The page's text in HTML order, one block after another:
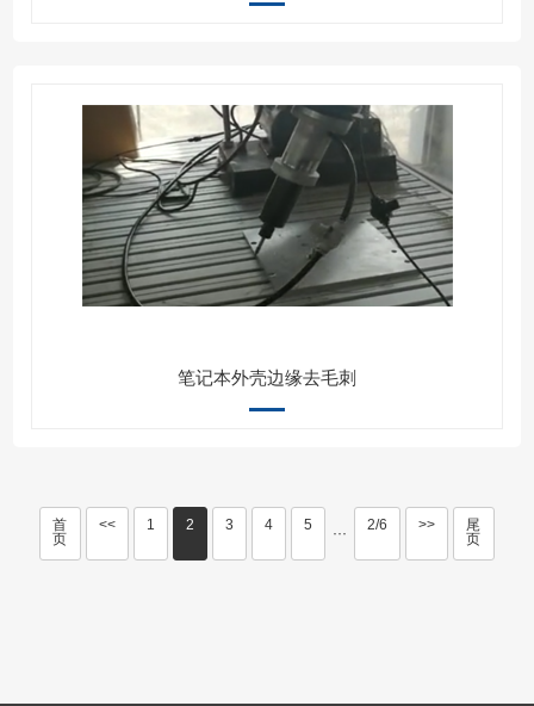
笔记本外壳边缘去毛刺
首
页
<< 1 2 3 4 5 ··· 2/6 >>
尾
页